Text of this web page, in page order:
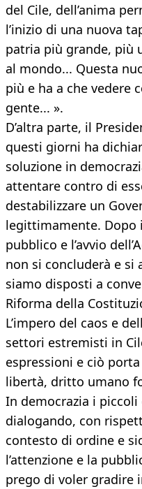
del Cile, dell’anima
l’inizio di una nuova
patria più grande, più
al mondo... Questa
più e ha a che vedere
gente... ».
D’altra parte, il
questi giorni ha
soluzione in
attentare contro di
destabilizzare un
legittimamente. Dopo
pubblico e l’avvio
non si concluderà e si
siamo disposti a
Riforma della
L’impero del caos e
settori estremisti in
espressioni e ciò
libertà, dritto umano
In democrazia i
dialogando, con
contesto di ordine e
l’attenzione e la
prego di voler gradire